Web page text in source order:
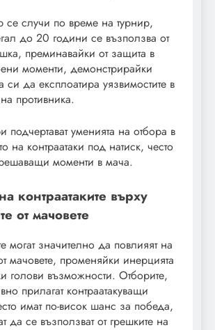
се случи по време на турнир,
до 20 години се възползва от
преминавайки от защита в
моменти, демонстрирайки
си да експлоатира уязвимостите в
противника.
подчертават уменията на отбора в
на контраатаки под натиск, често
моменти в мача.
контраатаките върху
от мачовете
могат значително да повлияят на
мачовете, променяйки инерцията
голови възможности. Отборите,
прилагат контраатакуващи
имат по-висок шанс за победа,
да се възползват от грешките на